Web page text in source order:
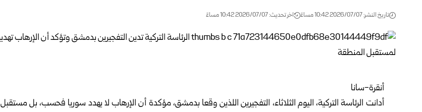
تاريخ النشر: 2026/07/07 10:42 مساءً اخر تحديث: 2026/07/07 10:42 مساءً
أنقرة-سانا
أدانت الرئاسة التركية، اليوم الثلاثاء، التفجيرين اللذين وقعا بدمشق، مؤكدة أن الإرهاب لا يهدد سوريا فحسب، بل مستقبل